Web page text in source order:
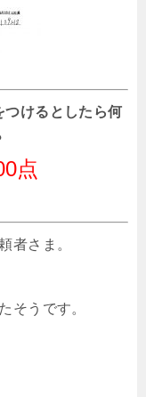
つけるとしたら何
点
者さま。
そうです。